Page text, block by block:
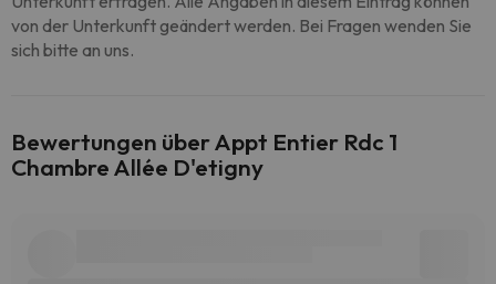
von der Unterkunft geändert werden. Bei Fragen wenden Sie
sich bitte an uns.
Bewertungen über Appt Entier Rdc 1
Chambre Allée D'etigny